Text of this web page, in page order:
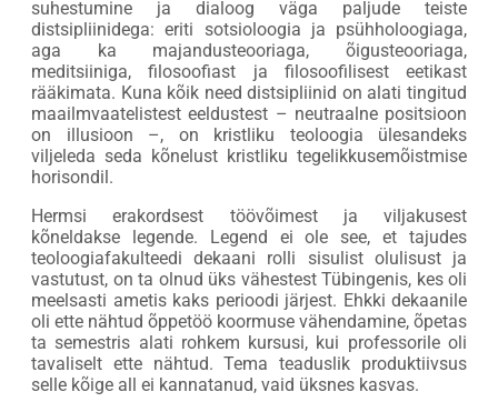
suhestumine ja dialoog väga paljude teiste
distsipliinidega: eriti sotsioloogia ja psühholoogiaga,
aga ka majandusteooriaga, õigusteooriaga,
meditsiiniga, filosoofiast ja filosoofilisest eetikast
rääkimata. Kuna kõik need distsipliinid on alati tingitud
maailmvaatelistest eeldustest – neutraalne positsioon
on illusioon –, on kristliku teoloogia ülesandeks
viljeleda seda kõnelust kristliku tegelikkusemõistmise
horisondil.
Hermsi erakordsest töövõimest ja viljakusest
kõneldakse legende. Legend ei ole see, et tajudes
teoloogiafakulteedi dekaani rolli sisulist olulisust ja
vastutust, on ta olnud üks vähestest Tübingenis, kes oli
meelsasti ametis kaks perioodi järjest. Ehkki dekaanile
oli ette nähtud õppetöö koormuse vähendamine, õpetas
ta semestris alati rohkem kursusi, kui professorile oli
tavaliselt ette nähtud. Tema teaduslik produktiivsus
selle kõige all ei kannatanud, vaid üksnes kasvas.